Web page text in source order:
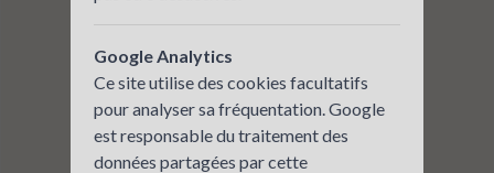
Google Analytics
Ce site utilise des cookies facultatifs
pour analyser sa fréquentation. Google
est responsable du traitement des
données partagées par cette